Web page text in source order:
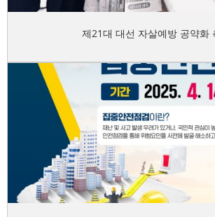
제21대 대선 자살예방 공약화